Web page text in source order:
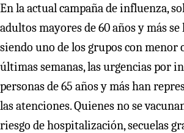
En la actual campaña de influenza,
adultos mayores de 60 años y más se
siendo uno de los grupos con menor
últimas semanas, las urgencias por
personas de 65 años y más han
las atenciones. Quienes no se
riesgo de hospitalización, secuelas